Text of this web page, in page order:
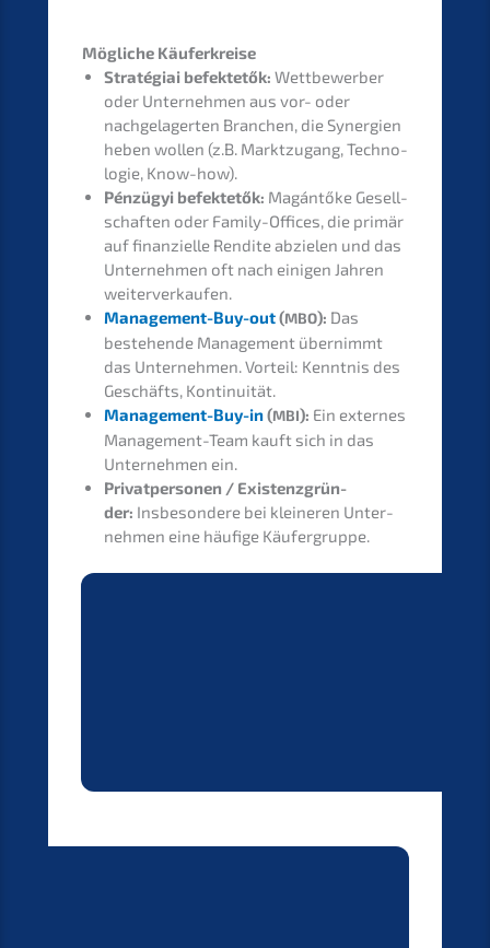
Mögli­che Käuferkreise
Straté­giai befek­te­tők: Wettbe­wer­ber
oder Unter­neh­men aus vor- oder
nachge­la­ger­ten Branchen, die Syner­gien
heben wollen (z.B. Markt­zu­gang, Techno­
lo­gie, Know-how).
Pénzü­gyi befek­te­tők: Magán­tőke Gesell­
schaf­ten oder Family-Offices, die primär
auf finan­zi­el­le Rendi­te abzie­len und das
Unter­neh­men oft nach einigen Jahren
weiterverkaufen.
Manage­ment-Buy-out(MBO): Das
bestehen­de Manage­ment übernimmt
das Unter­neh­men. Vorteil: Kennt­nis des
Geschäfts, Kontinuität.
Manage­ment-Buy-in(MBI): Ein exter­nes
Manage­ment-Team kauft sich in das
Unter­neh­men ein.
Privat­per­so­nen / Existenz­grün­
der: Insbe­son­de­re bei kleine­ren Unter­
neh­men eine häufi­ge Käufergruppe.